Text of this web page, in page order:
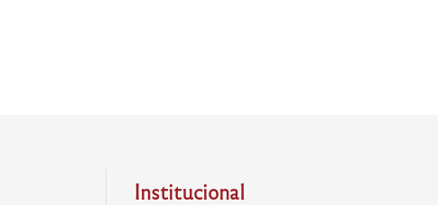
Institucional